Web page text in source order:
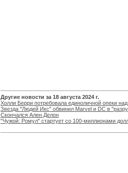
Другие новости за 18 августа 2024 г.
Холли Берри потребовала единоличной опеки
Звезда "Людей Икс" обвинил Marvel и DC в
Скончался Ален Делон
"Чужой: Ромул" стартует со 100-миллионами